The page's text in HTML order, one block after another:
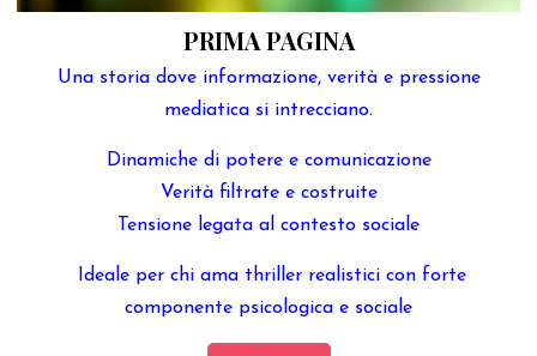
PRIMA PAGINA
Una storia dove informazione, verità e pressione
mediatica si intrecciano.
Dinamiche di potere e comunicazione
Verità filtrate e costruite
Tensione legata al contesto sociale
Ideale per chi ama thriller realistici con forte
componente psicologica e sociale